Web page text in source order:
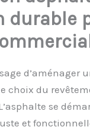
durable
d’aménager
choix du
se
et